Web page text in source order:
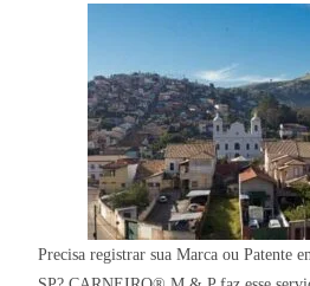
Precisa registrar sua Marca ou Patente